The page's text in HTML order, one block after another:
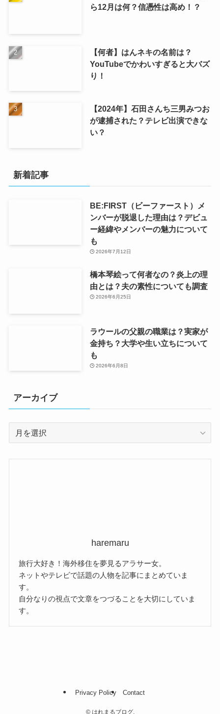
ら12月は何？信憑性は高め！？
【何者】はんネキの名前は？
YouTubeでかわいすぎると大バズ
り！
【2024年】石田さんち三男みつお
が逮捕された？テレビ出演できな
い？
新着記事
BE:FIRST（ビーファースト）メ
ンバーが脱退した理由は？デビュ
ー経緯やメンバーの魅力について
も
2026年7月12日
橋本琴絵って何者なの？炎上の理
由とは？夫の素性についても調査
2026年6月25日
ラウールの父親の職業は？実家が
金持ち？大学や生い立ちについて
も
2026年6月8日
アーカイブ
haremaru
旅行大好き！海外移住を夢見るアラサー女。
ネットやテレビで話題の人物を記事にまとめていま
す。
自分なりの視点で文章をつづることを大切にしていま
す。
Privacy Policy Contact
©はれまるブログ.